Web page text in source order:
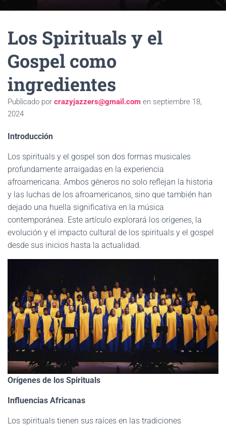
Los Spirituals y el
Gospel como
ingredientes
Publicado por crazyjazzers@gmail.com en septiembre 18,
2024
Introducción
Los spirituals y el gospel son dos formas musicales
profundamente arraigadas en la experiencia
afroamericana. Ambos géneros no solo reflejan la historia
y las luchas de los afroamericanos, sino que también han
dejado una huella significativa en la música
contemporánea. Este artículo explorará los orígenes, la
evolución y el impacto cultural de los spirituals y el gospel
desde sus inicios hasta la actualidad.
Orígenes de los Spirituals
Influencias Africanas
Los spirituals tienen sus raíces en las tradiciones